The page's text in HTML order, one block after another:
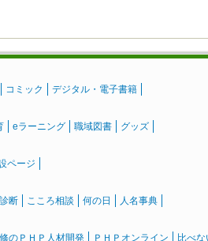
コミック デジタル・電子書籍
eラーニング 職域図書 グッズ
ページ
断 こころ相談 何の日 人名事典
のＰＨＰ人材開発 ＰＨＰオンライン 比べ